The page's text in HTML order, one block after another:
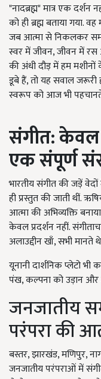
"नादब्रह्म" मात्र एक दर्शन
को ही ब्रह्म बताया गया.
जब आत्मा से निकलकर
स्वर में जीवन, जीवन में
की अंधी दौड़ में हम
डूबे हैं, तो यह सवाल जरूरी
स्वरूप को आज भी
संगीत: केवल
एक संपूर्ण
भारतीय संगीत की जड़ें
ही प्रस्तुत की जाती थीं.
आत्मा की अभिव्यक्ति
केवल प्रदर्शन नहीं.
अलाउद्दीन खाँ, सभी
यूनानी दार्शनिक प्लेटो
पंख, कल्पना को उड़ान और
जनजातीय
परंपरा की
बस्तर, झारखंड, मणिपुर,
जनजातीय परंपराओं में